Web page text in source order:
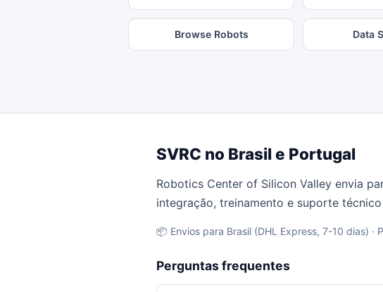
Browse Robots Data
SVRC no Brasil e Portugal
Robotics Center of Silicon Valley envia
integração, treinamento e suporte
📦 Envios para Brasil (DHL Express, 7-10 dias)
Perguntas frequentes